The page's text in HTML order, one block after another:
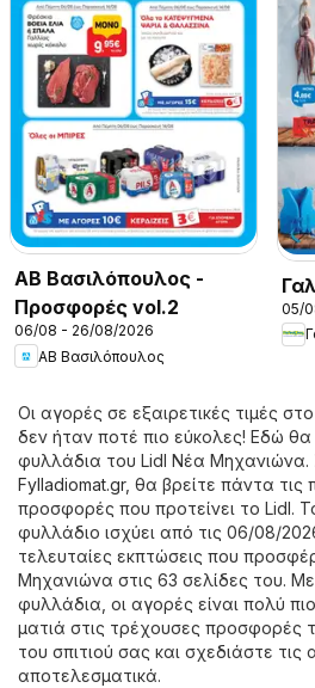
ΑΒ Βασιλόπουλος -
Προσφορές vol.2
06/08 - 26/08/2026
ΑΒ Βασιλόπουλος
05/
Οι αγορές σε εξαιρετικές τιμές
δεν ήταν ποτέ πιο εύκολες! Εδώ
φυλλάδια του Lidl Νέα Μηχανιώνα.
Fylladiomat.gr, θα βρείτε πάντα τις
προσφορές που προτείνει το Lidl.
φυλλάδιο ισχύει από τις 06/08/
τελευταίες εκπτώσεις που
Μηχανιώνα στις 63 σελίδες του.
φυλλάδια, οι αγορές είναι πολύ
ματιά στις τρέχουσες προσφορές
του σπιτιού σας και σχεδιάστε
αποτελεσματικά.